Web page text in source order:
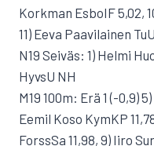
Korkman EsboIF 5,02,
11) Eeva Paavilainen
N19 Seiväs: 1) Helmi
HyvsU NH
M19 100m: Erä 1 (-0,9)
Eemil Koso KymKP
ForssSa 11,98, 9) Iiro